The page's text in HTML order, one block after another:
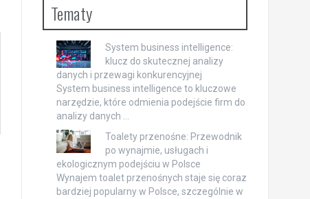
Tematy
System business intelligence:
klucz do skutecznej analizy
danych i przewagi konkurencyjnej
System business intelligence to kluczowe
narzędzie, które odmienia podejście firm do
analizy danych …
Toalety przenośne: Przewodnik
po wynajmie, usługach i
ekologicznym podejściu w Polsce
Wynajem toalet przenośnych staje się coraz
bardziej popularny w Polsce, szczególnie w